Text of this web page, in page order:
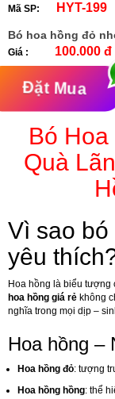
Mã SP: HYT-199
Bó hoa hồng đỏ
Giá : 100.000 đ
Đặt Mua
Bó
Quà
Vì sao
yêu
Hoa hồng là biểu tượng
hoa hồng giá rẻ không
nghĩa trong mọi dịp –
Hoa hồng –
Hoa hồng đỏ: tượng
Hoa hồng hồng: thể